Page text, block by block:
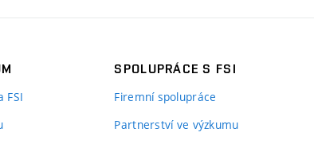
FSI
SPOLUPRÁCE S FSI
Firemní spolupráce
Partnerství ve výzkumu